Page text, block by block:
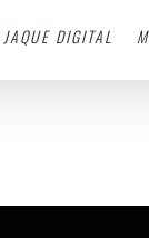
JAQUE DIGITAL